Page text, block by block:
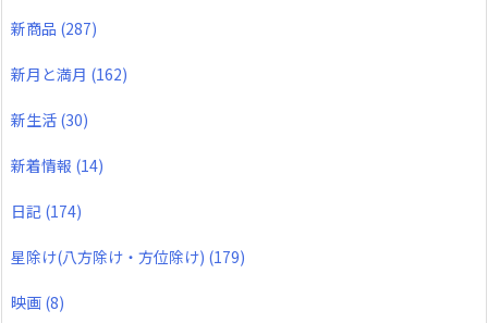
新商品 (287)
新月と満月 (162)
新生活 (30)
新着情報 (14)
日記 (174)
星除け(八方除け・方位除け) (179)
映画 (8)